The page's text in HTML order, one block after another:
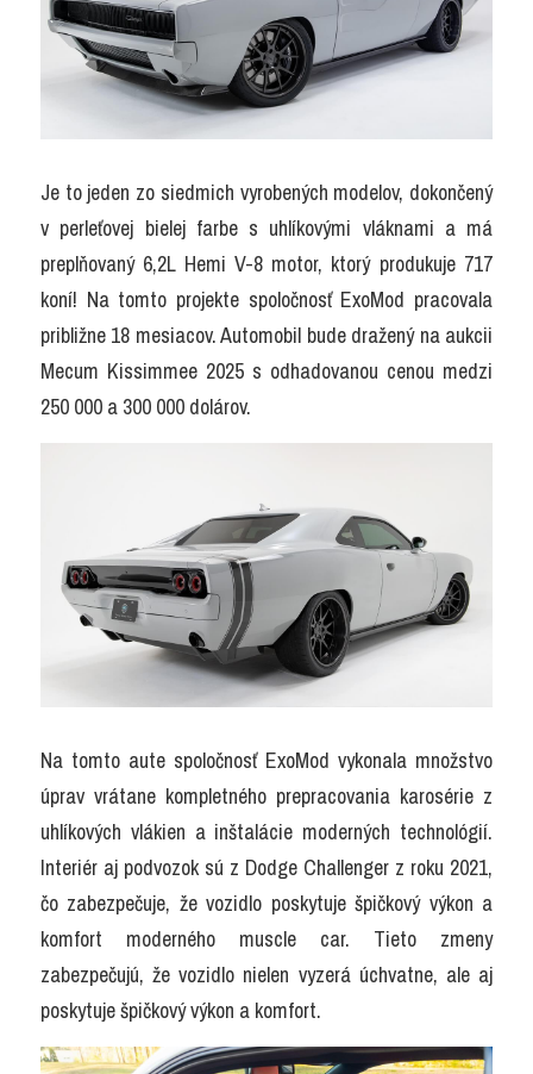
Je to jeden zo siedmich vyrobených modelov, dokončený
v perleťovej bielej farbe s uhlíkovými vláknami a má
preplňovaný 6,2L Hemi V-8 motor, ktorý produkuje 717
koní! Na tomto projekte spoločnosť ExoMod pracovala
približne 18 mesiacov. Automobil bude dražený na aukcii
Mecum Kissimmee 2025 s odhadovanou cenou medzi
250 000 a 300 000 dolárov.
Na tomto aute spoločnosť ExoMod vykonala množstvo
úprav vrátane kompletného prepracovania karosérie z
uhlíkových vlákien a inštalácie moderných technológií.
Interiér aj podvozok sú z Dodge Challenger z roku 2021,
čo zabezpečuje, že vozidlo poskytuje špičkový výkon a
komfort moderného muscle car. Tieto zmeny
zabezpečujú, že vozidlo nielen vyzerá úchvatne, ale aj
poskytuje špičkový výkon a komfort.